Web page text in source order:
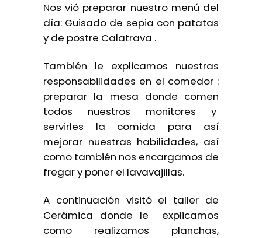
Nos vió preparar nuestro menú del
día: Guisado de sepia con patatas
y de postre Calatrava .
También le explicamos nuestras
responsabilidades en el comedor :
preparar la mesa donde comen
todos nuestros monitores y
servirles la comida para así
mejorar nuestras habilidades, así
como también nos encargamos de
fregar y poner el lavavajillas.
A continuación visitó el taller de
Cerámica donde le explicamos
como realizamos planchas,